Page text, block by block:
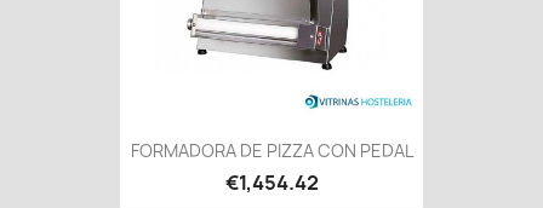
FORMADORA DE PIZZA CON PEDAL
€1,454.42